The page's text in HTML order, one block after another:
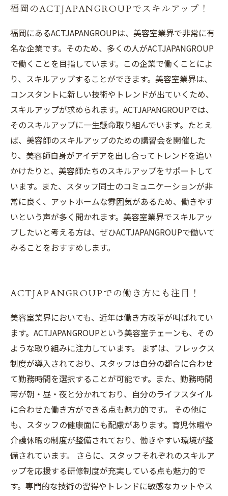
福岡のACTJAPANGROUPでスキルアップ！
福岡にあるACTJAPANGROUPは、美容室業界で非常に有
名な企業です。そのため、多くの人がACTJAPANGROUP
で働くことを目指しています。この企業で働くことによ
り、スキルアップすることができます。美容室業界は、
コンスタントに新しい技術やトレンドが出ていくため、
スキルアップが求められます。ACTJAPANGROUPでは、
そのスキルアップに一生懸命取り組んでいます。たとえ
ば、美容師のスキルアップのための講習会を開催した
り、美容師自身がアイデアを出し合ってトレンドを追い
かけたりと、美容師たちのスキルアップをサポートして
います。また、スタッフ同士のコミュニケーションが非
常に良く、アットホームな雰囲気があるため、働きやす
いという声が多く聞かれます。美容室業界でスキルアッ
プしたいと考える方は、ぜひACTJAPANGROUPで働いて
みることをおすすめします。
ACTJAPANGROUPでの働き方にも注目！
美容室業界においても、近年は働き方改革が叫ばれてい
ます。ACTJAPANGROUPという美容室チェーンも、その
ような取り組みに注力しています。 まずは、フレックス
制度が導入されており、スタッフは自分の都合に合わせ
て勤務時間を選択することが可能です。また、勤務時間
帯が朝・昼・夜と分かれており、自分のライフスタイル
に合わせた働き方ができる点も魅力的です。 その他に
も、スタッフの健康面にも配慮があります。育児休暇や
介護休暇の制度が整備されており、働きやすい環境が整
備されています。 さらに、スタッフそれぞれのスキルア
ップを応援する研修制度が充実している点も魅力的で
す。専門的な技術の習得やトレンドに敏感なカットやス